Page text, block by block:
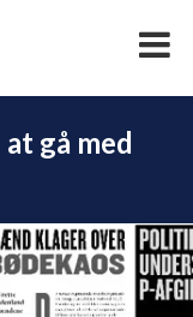
DEL
gå med